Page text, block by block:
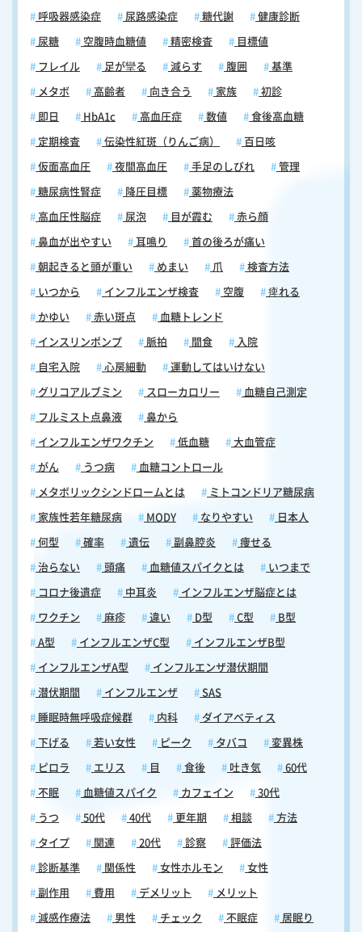
呼吸器感染症 尿路感染症 糖代謝 健康診断
尿糖 空腹時血糖値 精密検査 目標値
フレイル 足が攣る 減らす 腹囲 基準
メタボ 高齢者 向き合う 家族 初診
即日 HbA1c 高血圧症 数値 食後高血糖
定期検査 伝染性紅斑（りんご病） 百日咳
仮面高血圧 夜間高血圧 手足のしびれ 管理
糖尿病性腎症 降圧目標 薬物療法
高血圧性脳症 尿泡 目が霞む 赤ら顔
鼻血が出やすい 耳鳴り 首の後ろが痛い
朝起きると頭が重い めまい 爪 検査方法
いつから インフルエンザ検査 空腹 痺れる
かゆい 赤い斑点 血糖トレンド
インスリンポンプ 脈拍 間食 入院
自宅入院 心房細動 運動してはいけない
グリコアルブミン スローカロリー 血糖自己測定
フルミスト点鼻液 鼻から
インフルエンザワクチン 低血糖 大血管症
がん うつ病 血糖コントロール
メタボリックシンドロームとは ミトコンドリア糖尿病
家族性若年糖尿病 MODY なりやすい 日本人
何型 確率 遺伝 副鼻腔炎 痩せる
治らない 頭痛 血糖値スパイクとは いつまで
コロナ後遺症 中耳炎 インフルエンザ脳症とは
ワクチン 麻疹 違い D型 C型 B型
A型 インフルエンザC型 インフルエンザB型
インフルエンザA型 インフルエンザ潜伏期間
潜伏期間 インフルエンザ SAS
睡眠時無呼吸症候群 内科 ダイアベティス
下げる 若い女性 ピーク タバコ 変異株
ピロラ エリス 目 食後 吐き気 60代
不眠 血糖値スパイク カフェイン 30代
うつ 50代 40代 更年期 相談 方法
タイプ 関連 20代 診察 評価法
診断基準 関係性 女性ホルモン 女性
副作用 費用 デメリット メリット
減感作療法 男性 チェック 不眠症 居眠り